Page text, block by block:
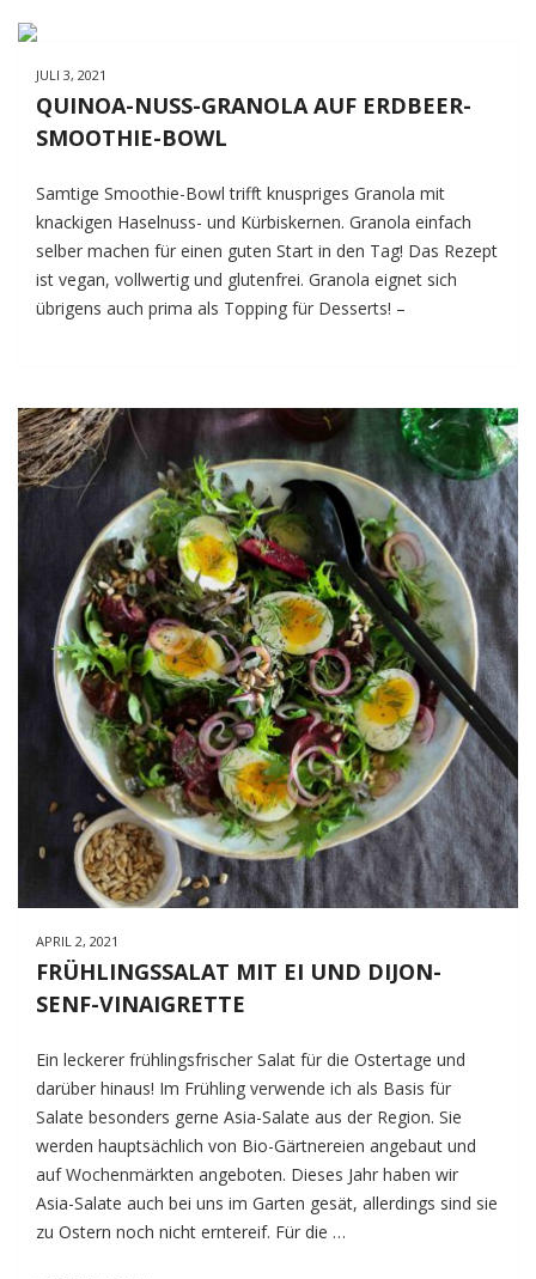
GEWÜRZSPEKULATIUS-
CRUNCH
JULI 3, 2021
QUINOA-NUSS-GRANOLA AUF ERDBEER-
SMOOTHIE-BOWL
Samtige Smoothie-Bowl trifft knuspriges Granola mit
knackigen Haselnuss- und Kürbiskernen. Granola einfach
selber machen für einen guten Start in den Tag! Das Rezept
ist vegan, vollwertig und glutenfrei. Granola eignet sich
übrigens auch prima als Topping für Desserts! –
APRIL 2, 2021
FRÜHLINGSSALAT MIT EI UND DIJON-
SENF-VINAIGRETTE
Ein leckerer frühlingsfrischer Salat für die Ostertage und
darüber hinaus! Im Frühling verwende ich als Basis für
Salate besonders gerne Asia-Salate aus der Region. Sie
werden hauptsächlich von Bio-Gärtnereien angebaut und
auf Wochenmärkten angeboten. Dieses Jahr haben wir
Asia-Salate auch bei uns im Garten gesät, allerdings sind sie
zu Ostern noch nicht erntereif. Für die …